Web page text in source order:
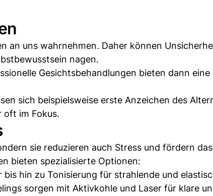
an uns wahrnehmen. Daher können
nagen.
Gesichtsbehandlungen bieten dann eine
sich beispielsweise erste Anzeichen des
oft im Fokus.
sie reduzieren auch Stress und fördern das
bieten spezialisierte Optionen:
hin zu Tonisierung für strahlende und
sorgen mit Aktivkohle und Laser für klare